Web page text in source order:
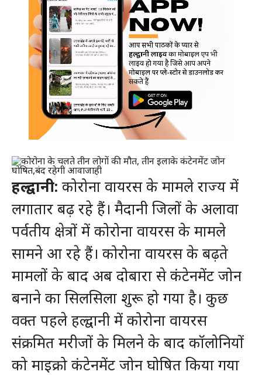
हल्द्वानी: कोरोना वायरस के मामले राज्य में
लगातार बढ़ रहे हैं। मैदानी जिलों के अलावा
पर्वतीय क्षेत्रों में कोरोना वायरस के मामले
सामने आ रहे हैं। कोरोना वायरस के बढ़ते
मामलों के बाद अब दोबारा से कंटेनमेंट जोन
बनाने का सिलसिला शुरू हो गया है। कुछ
वक्त पहले हल्द्वानी में कोरोना वायरस
संक्रमित मरीजों के मिलने के बाद कॉलोनियों
को माइक्रो कंटेनमेंट जोन घोषित किया गया